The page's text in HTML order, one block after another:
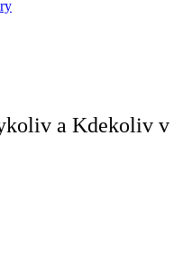
a Kdekoliv v